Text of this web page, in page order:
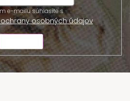
Vložením e-mailu súhlasíte s
osobných údajov